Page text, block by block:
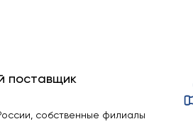
поставщик
собственные филиалы